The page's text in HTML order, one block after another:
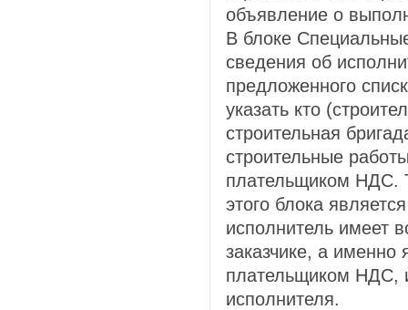
объявление о
В блоке
сведения об
предложенного
указать кто
строительная
строительные
плательщиком НДС.
этого блока
исполнитель имеет
заказчике, а именно
плательщиком НДС,
исполнителя.